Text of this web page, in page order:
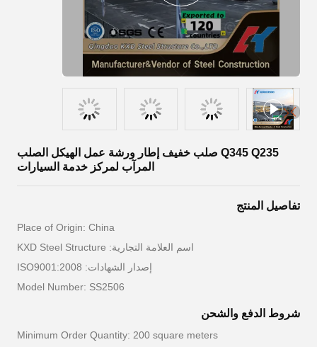
Q345 Q235 صلب خفيف إطار ورشة عمل الهيكل الصلب
المرآب لمركز خدمة السيارات
تفاصيل المنتج
Place of Origin: China
اسم العلامة التجارية: KXD Steel Structure
إصدار الشهادات: ISO9001:2008
Model Number: SS2506
شروط الدفع والشحن
Minimum Order Quantity: 200 square meters